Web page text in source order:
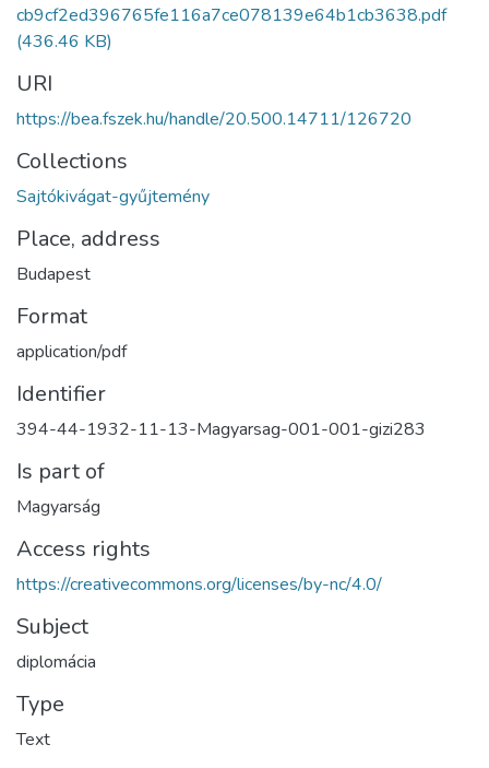
cb9cf2ed396765fe116a7ce078139e64b1cb3638.pdf
(436.46 KB)
URI
https://bea.fszek.hu/handle/20.500.14711/126720
Collections
Sajtókivágat-gyűjtemény
Place, address
Budapest
Format
application/pdf
Identifier
394-44-1932-11-13-Magyarsag-001-001-gizi283
Is part of
Magyarság
Access rights
https://creativecommons.org/licenses/by-nc/4.0/
Subject
diplomácia
Type
Text